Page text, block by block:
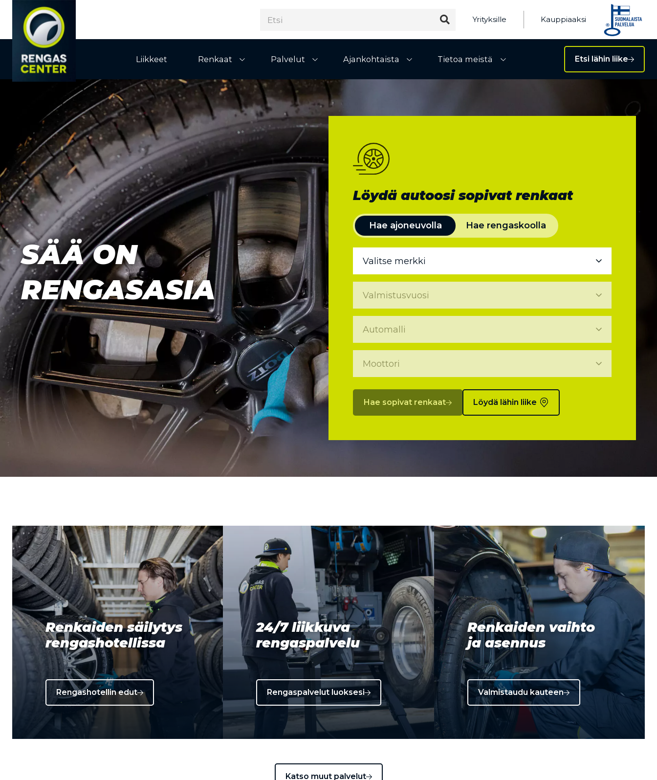
Yrityksille Kauppiaaksi
Liikkeet Renkaat
Avaa alivalikko
Palvelut
Avaa alivalikko
Ajankohtaista
Avaa alivalikko
Tietoa meistä Etsi lähin liike
SÄÄ ON
RENGASASIA
Löydä autoosi sopivat renkaat
Hae ajoneuvolla Hae rengaskoolla
Hae sopivat renkaat Löydä lähin liike
Renkaiden säilytys
rengashotellissa
Rengashotellin edut
24/7 liikkuva
rengaspalvelu
Rengaspalvelut luoksesi
Renkaiden vaihto
ja asennus
Valmistaudu kauteen
Katso muut palvelut